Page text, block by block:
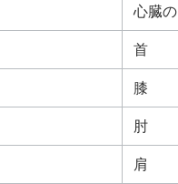
心臓の
首
膝
肘
肩